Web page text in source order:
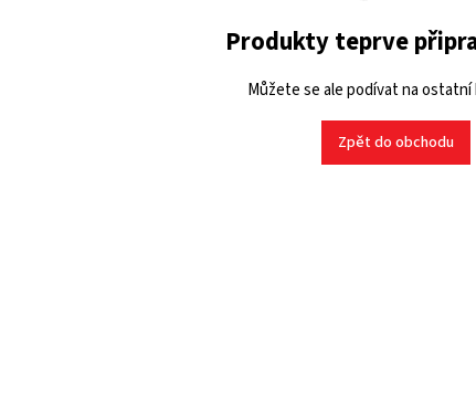
Produkty teprve
Můžete se ale podívat na
Zpět do obchodu